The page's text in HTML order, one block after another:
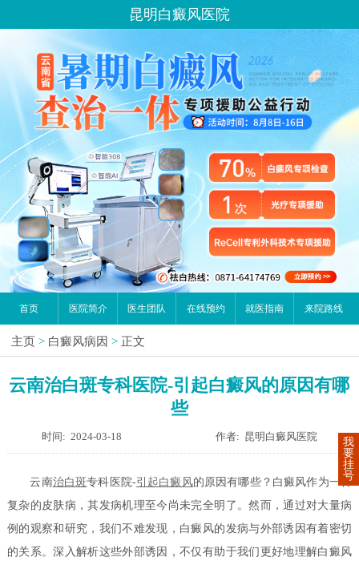
昆明白癜风医院
首页 医院简介 医生团队 在线预约 就医指南 来院路线
主页 > 白癜风病因 > 正文
云南治白斑专科医院-引起白癜风的原因有哪
些
时间: 2024-03-18 作者: 昆明白癜风医院
云南治白斑专科医院-引起白癜风的原因有哪些？白癜风作为一种
复杂的皮肤病，其发病机理至今尚未完全明了。然而，通过对大量病
例的观察和研究，我们不难发现，白癜风的发病与外部诱因有着密切
的关系。深入解析这些外部诱因，不仅有助于我们更好地理解白癜风
我
要
挂
号